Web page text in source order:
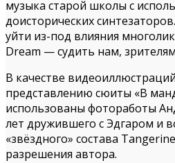
музыка старой школы с
доисторических
уйти из-под влияния
Dream — судить нам,
В качестве
представлению сюиты «В
использованы фотоработы
лет дружившего с Эдгаром и
«звёздного» состава
разрешения автора.